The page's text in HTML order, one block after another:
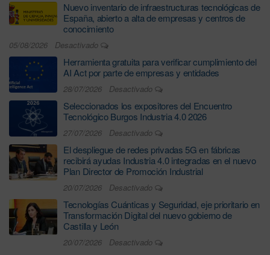
Nuevo inventario de infraestructuras tecnológicas de
España, abierto a alta de empresas y centros de
conocimiento
05/08/2026 Desactivado
Herramienta gratuita para verificar cumplimiento del
AI Act por parte de empresas y entidades
28/07/2026 Desactivado
Seleccionados los expositores del Encuentro
Tecnológico Burgos Industria 4.0 2026
27/07/2026 Desactivado
El despliegue de redes privadas 5G en fábricas
recibirá ayudas Industria 4.0 integradas en el nuevo
Plan Director de Promoción Industrial
20/07/2026 Desactivado
Tecnologías Cuánticas y Seguridad, eje prioritario en
Transformación Digital del nuevo gobierno de
Castilla y León
20/07/2026 Desactivado